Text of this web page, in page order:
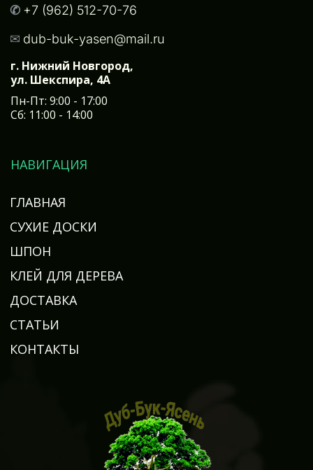
✆ +7 (962) 512-70-76
✉ dub-buk-yasen@mail.ru
г. Нижний Новгород,
ул. Шекспира, 4А
Пн-Пт: 9:00 - 17:00
Сб: 11:00 - 14:00
НАВИГАЦИЯ
ГЛАВНАЯ
СУХИЕ ДОСКИ
ШПОН
КЛЕЙ ДЛЯ ДЕРЕВА
ДОСТАВКА
СТАТЬИ
КОНТАКТЫ